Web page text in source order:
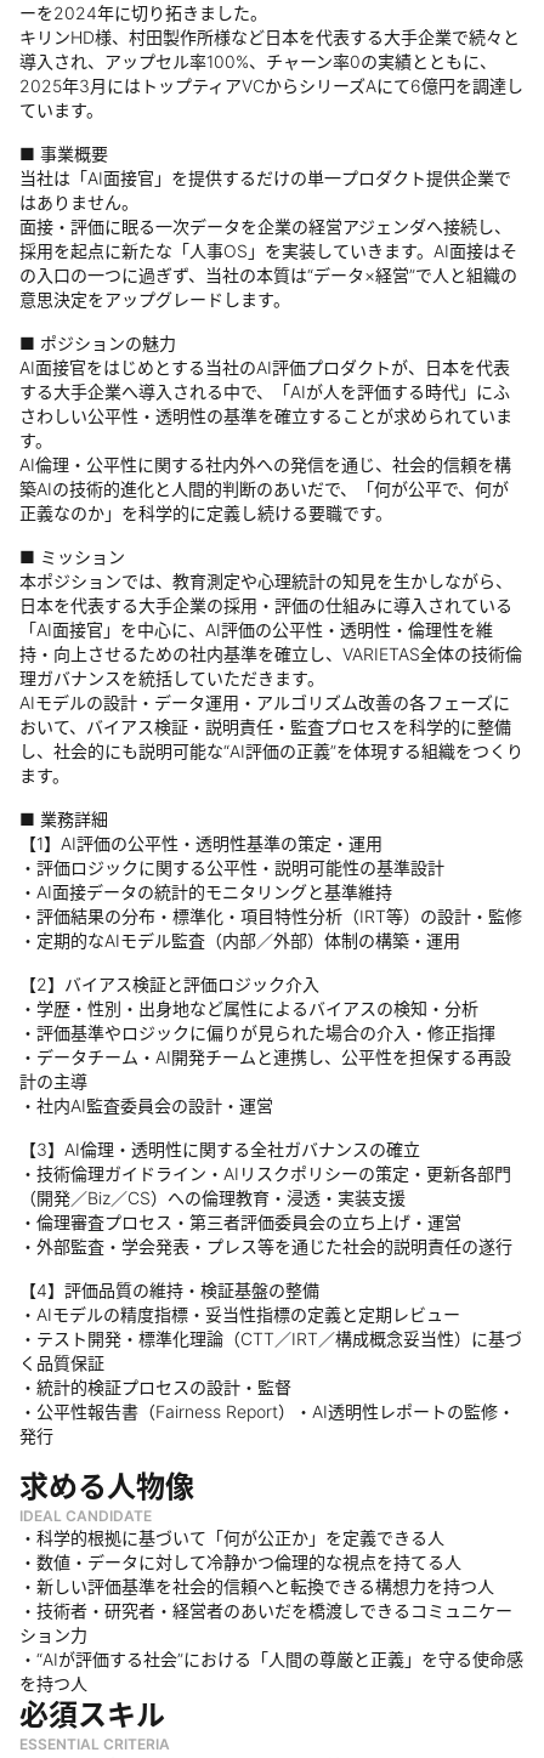
ーを2024年に切り拓きました。
キリンHD様、村田製作所様など日本を代表する大手企業で続々と
導入され、アップセル率100%、チャーン率0の実績とともに、
2025年3月にはトップティアVCからシリーズAにて6億円を調達し
ています。
■ 事業概要
当社は「AI面接官」を提供するだけの単一プロダクト提供企業で
はありません。
面接・評価に眠る一次データを企業の経営アジェンダへ接続し、
採用を起点に新たな「人事OS」を実装していきます。AI面接はそ
の入口の一つに過ぎず、当社の本質は“データ×経営”で人と組織の
意思決定をアップグレードします。
■ ポジションの魅力
AI面接官をはじめとする当社のAI評価プロダクトが、日本を代表
する大手企業へ導入される中で、「AIが人を評価する時代」にふ
さわしい公平性・透明性の基準を確立することが求められていま
す。
AI倫理・公平性に関する社内外への発信を通じ、社会的信頼を構
築AIの技術的進化と人間的判断のあいだで、「何が公平で、何が
正義なのか」を科学的に定義し続ける要職です。
■ ミッション
本ポジションでは、教育測定や心理統計の知見を生かしながら、
日本を代表する大手企業の採用・評価の仕組みに導入されている
「AI面接官」を中心に、AI評価の公平性・透明性・倫理性を維
持・向上させるための社内基準を確立し、VARIETAS全体の技術倫
理ガバナンスを統括していただきます。
AIモデルの設計・データ運用・アルゴリズム改善の各フェーズに
おいて、バイアス検証・説明責任・監査プロセスを科学的に整備
し、社会的にも説明可能な“AI評価の正義”を体現する組織をつくり
ます。
■ 業務詳細
【1】AI評価の公平性・透明性基準の策定・運用
・評価ロジックに関する公平性・説明可能性の基準設計
・AI面接データの統計的モニタリングと基準維持
・評価結果の分布・標準化・項目特性分析（IRT等）の設計・監修
・定期的なAIモデル監査（内部／外部）体制の構築・運用
【2】バイアス検証と評価ロジック介入
・学歴・性別・出身地など属性によるバイアスの検知・分析
・評価基準やロジックに偏りが見られた場合の介入・修正指揮
・データチーム・AI開発チームと連携し、公平性を担保する再設
計の主導
・社内AI監査委員会の設計・運営
【3】AI倫理・透明性に関する全社ガバナンスの確立
・技術倫理ガイドライン・AIリスクポリシーの策定・更新各部門
（開発／Biz／CS）への倫理教育・浸透・実装支援
・倫理審査プロセス・第三者評価委員会の立ち上げ・運営
・外部監査・学会発表・プレス等を通じた社会的説明責任の遂行
【4】評価品質の維持・検証基盤の整備
・AIモデルの精度指標・妥当性指標の定義と定期レビュー
・テスト開発・標準化理論（CTT／IRT／構成概念妥当性）に基づ
く品質保証
・統計的検証プロセスの設計・監督
・公平性報告書（Fairness Report）・AI透明性レポートの監修・
発行
求める人物像
IDEAL CANDIDATE
・科学的根拠に基づいて「何が公正か」を定義できる人
・数値・データに対して冷静かつ倫理的な視点を持てる人
・新しい評価基準を社会的信頼へと転換できる構想力を持つ人
・技術者・研究者・経営者のあいだを橋渡しできるコミュニケー
ション力
・“AIが評価する社会”における「人間の尊厳と正義」を守る使命感
を持つ人
必須スキル
ESSENTIAL CRITERIA